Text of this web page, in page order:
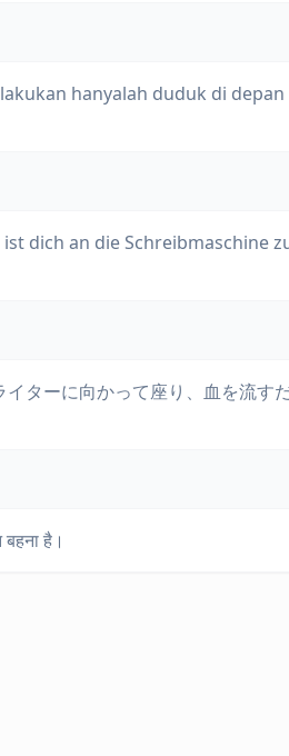
hanyalah duduk di depan
dich an die Schreibmaschine
ターに向かって座り、血を流す
है।